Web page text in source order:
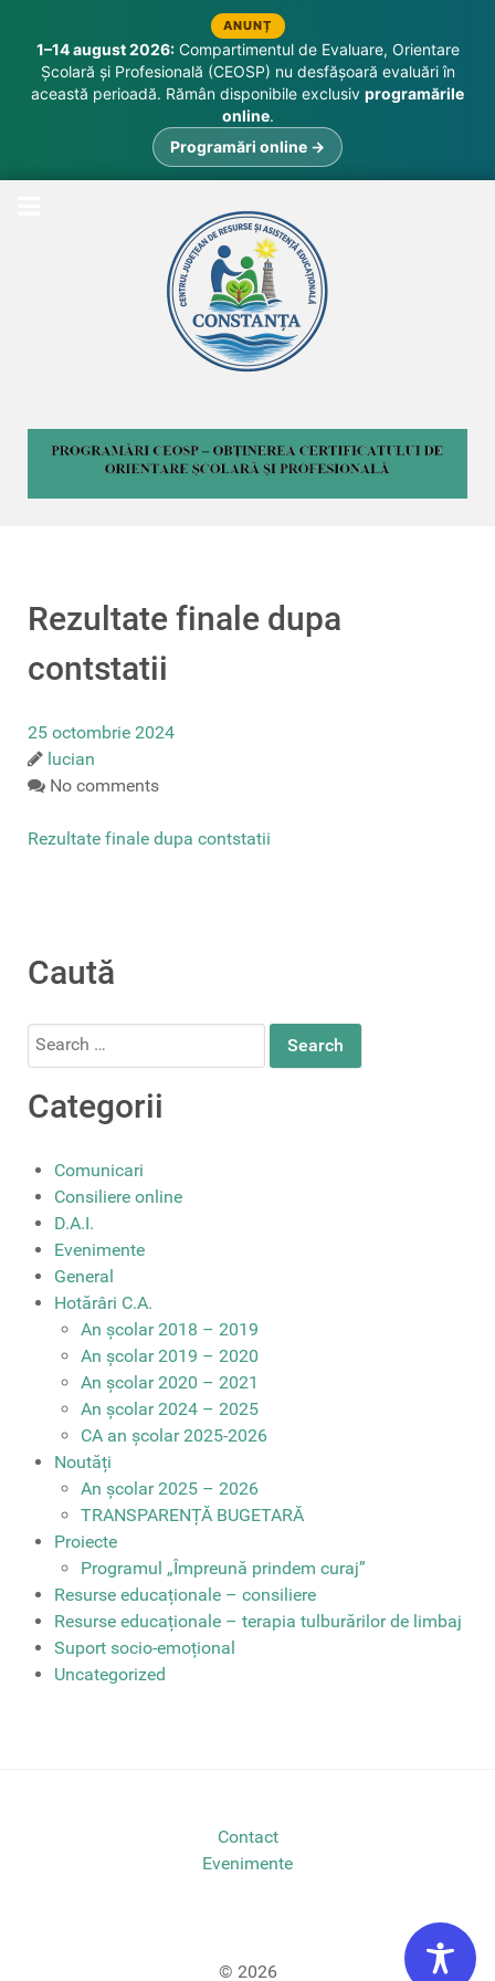
ANUNȚ
1–14 august 2026:Compartimentul de Evaluare, Orientare
Școlară și Profesională (CEOSP) nu desfășoară evaluări în
această perioadă. Rămân disponibile exclusiv programările
online.
Programări online →
Rezultate finale dupa
contstatii
25 octombrie 2024
lucian
No comments
Rezultate finale dupa contstatii
Caută
Search
Categorii
Comunicari
Consiliere online
D.A.I.
Evenimente
General
Hotărâri C.A.
An școlar 2018 – 2019
An școlar 2019 – 2020
An școlar 2020 – 2021
An școlar 2024 – 2025
CA an școlar 2025-2026
Noutăți
An școlar 2025 – 2026
TRANSPARENȚĂ BUGETARĂ
Proiecte
Programul „Împreună prindem curaj”
Resurse educaționale – consiliere
Resurse educaționale – terapia tulburărilor de limbaj
Suport socio-emoțional
Uncategorized
Contact
Evenimente
© 2026